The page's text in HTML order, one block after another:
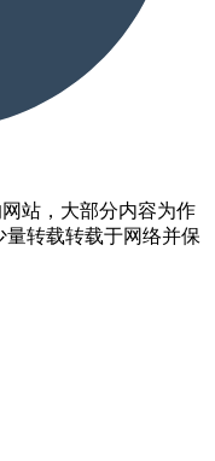
站，大部分内容为作
量转载转载于网络并保